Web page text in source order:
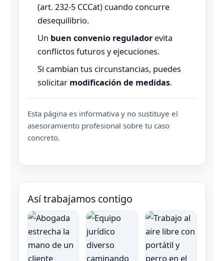
(art. 232‑5 CCCat) cuando concurre
desequilibrio.
Un buen convenio regulador evita
conflictos futuros y ejecuciones.
Si cambian tus circunstancias, puedes
solicitar modificación de medidas.
Esta página es informativa y no sustituye el
asesoramiento profesional sobre tu caso
concreto.
Así trabajamos contigo